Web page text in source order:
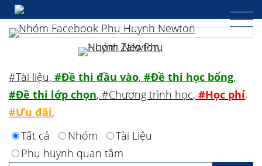
#Tài liệu, #Đề thi đầu vào, #Đề thi học bổng,
#Đề thi lớp chọn, #Chương trình học, #Học phí,
#Ưu đãi,
Tất cả
Nhóm
Tài Liệu
Phụ huynh quan tâm